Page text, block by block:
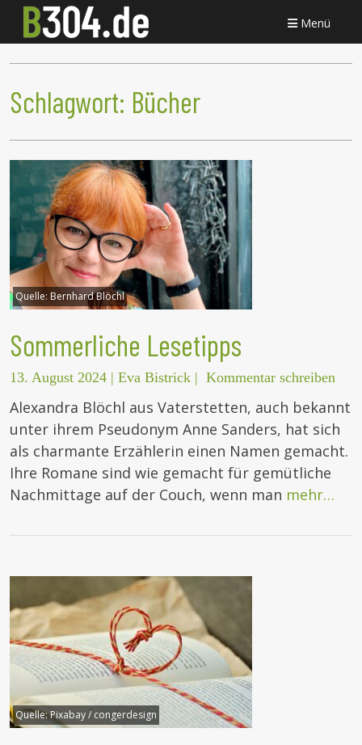
Menü
Schlagwort: Bücher
Quelle: Bernhard Blöchl
Sommerliche Lesetipps
13. August 2024 | Eva Bistrick | Kommentar schreiben
Alexandra Blöchl aus Vaterstetten, auch bekannt
unter ihrem Pseudonym Anne Sanders, hat sich
als charmante Erzählerin einen Namen gemacht.
Ihre Romane sind wie gemacht für gemütliche
Nachmittage auf der Couch, wenn man mehr…
Quelle:Pixabay / congerdesign